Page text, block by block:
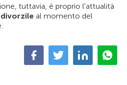
tuttavia, è proprio l'attualità
al momento del